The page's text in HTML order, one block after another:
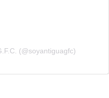
(@soyantiguagfc)